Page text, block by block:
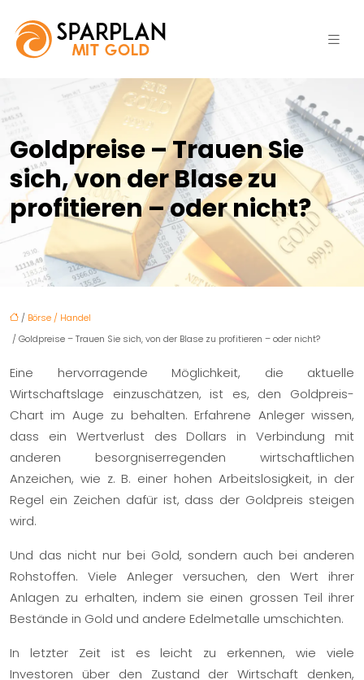
Goldpreise – Trauen Sie
sich, von der Blase zu
profitieren – oder nicht?
/ Börse / Handel
/ Goldpreise – Trauen Sie sich, von der Blase zu profitieren – oder nicht?
Eine hervorragende Möglichkeit, die aktuelle
Wirtschaftslage einzuschätzen, ist es, den Goldpreis-
Chart im Auge zu behalten. Erfahrene Anleger wissen,
dass ein Wertverlust des Dollars in Verbindung mit
anderen besorgniserregenden wirtschaftlichen
Anzeichen, wie z. B. einer hohen Arbeitslosigkeit, in der
Regel ein Zeichen dafür ist, dass der Goldpreis steigen
wird.
Und das nicht nur bei Gold, sondern auch bei anderen
Rohstoffen. Viele Anleger versuchen, den Wert ihrer
Anlagen zu erhalten, indem sie einen grossen Teil ihrer
Bestände in Gold und andere Edelmetalle umschichten.
In letzter Zeit ist es leicht zu erkennen, wie viele
Investoren über den Zustand der Wirtschaft denken,